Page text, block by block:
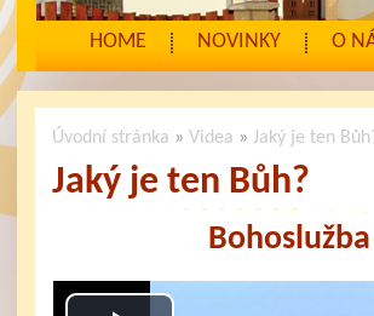
HOME NOVINKY O
Úvodní stránka » Videa »Jaký je ten
Jaký je ten Bůh?